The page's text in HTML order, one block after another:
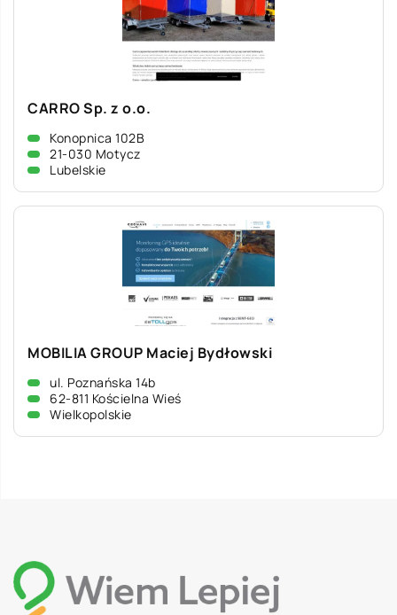
CARRO Sp. z o.o.
Konopnica 102B
21-030 Motycz
Lubelskie
MOBILIA GROUP Maciej Bydłowski
ul. Poznańska 14b
62-811 Kościelna Wieś
Wielkopolskie